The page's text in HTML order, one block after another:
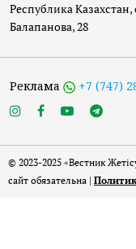
Республика Казахстан,
Балапанова, 28
Реклама +7 (747)
© 2023-2025 «Вестник
сайт обязательна |